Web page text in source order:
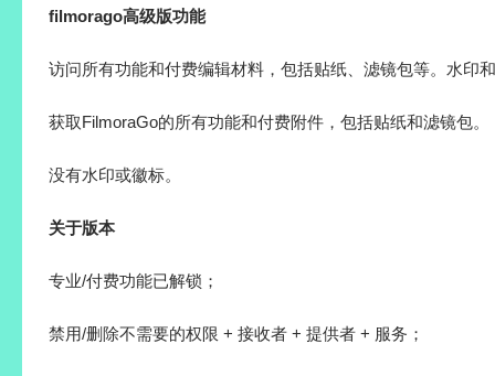
filmorago高级版功能
访问所有功能和付费编辑材料，包括贴纸、滤镜包等。水印
获取FilmoraGo的所有功能和付费附件，包括贴纸和滤镜包。
没有水印或徽标。
关于版本
专业/付费功能已解锁；
禁用/删除不需要的权限 + 接收者 + 提供者 + 服务；